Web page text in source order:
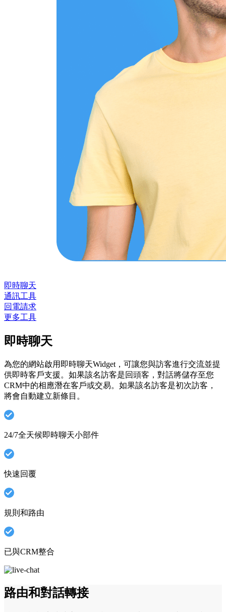
即時聊天
通訊工具
回電請求
更多工具
即時聊天
為您的網站啟用即時聊天Widget，可讓您與訪客進行交流並提
供即時客戶支援。如果該名訪客是回頭客，對話將儲存至您
CRM中的相應­潛在客戶或交易。如果該名訪客是初次訪客，
將會自動建立新條目。
24/7全天候即時聊天小部件
快速回覆
規則和路由
已與CRM整合
路由和對話轉接